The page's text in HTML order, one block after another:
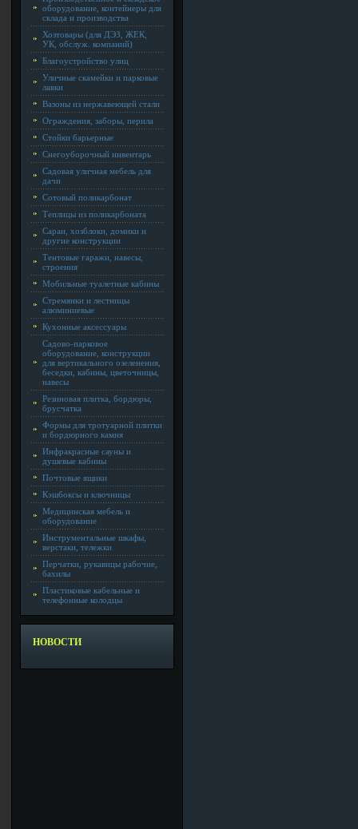
оборудование, контейнеры для
склада и производства
Хозтовары (для ДЭЗ, ЖЕК,
УК, обслуж. компаний)
Благоустройство улиц
Уличные скамейки и парковые
лавки
Вазоны из нержавеющей стали
Ограждения, заборы, перила
Стойки барьерные
Снегоуборочный инвентарь
Садовая уличная мебель для
дачи
Сотовый поликарбонат
Теплицы из поликарбоната
Сараи, хозблоки, домики и
другие конструкции
Тентовые гаражи, навесы,
строения
Мобильные туалетные кабины
Стремянки и лестницы
алюминиевые
Кухонные аксессуары
Садово-парковое
оборудование, конструкции
для вертикального озеленения,
беседки, кабины, цветочницы,
навесы
Резиновая плитка, бордюры,
брусчатка
Формы для тротуарной плитки
и бордюрного камня
Инфракрасные сауны и
душевые кабины
Почтовые ящики
Кэшбоксы и ключницы
Медицинская мебель и
оборудование
Инструментальные шкафы,
верстаки, тележки
Перчатки, рукавицы рабочие,
бахилы
Пластиковые кабельные и
телефонные колодцы
НОВОСТИ